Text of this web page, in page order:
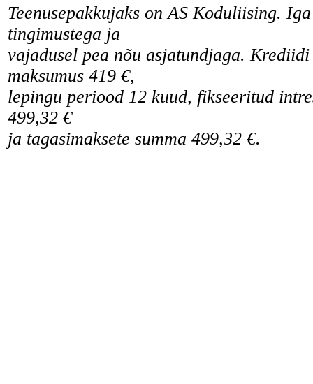
Teenusepakkujaks on AS Koduliising.
tingimustega ja
vajadusel pea nõu asjatundjaga. Krediidi
maksumus 419 €,
lepingu periood 12 kuud, fikseeritud
499,32 €
ja tagasimaksete summa 499,32 €.